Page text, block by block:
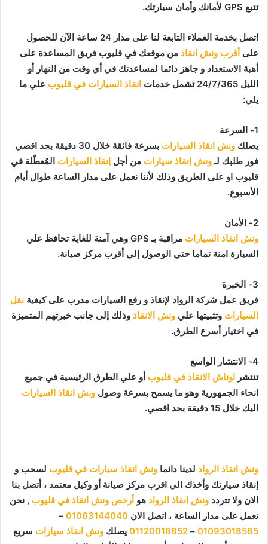
تتبع GPS لأمانك وأمان سيارتك.
اتصل بخدمة العملاء التابعة لنا على مدار 24 ساعة الآن للحصول
على أقرب ونش انقاذ من موقعك في قليوب فريق المساعدة على
أهبة الاستعداد و جاهز دائما لمساعدتك في أي وقت من النهار أو
الليل 24/7/365 تشمل خدمات
انقاذ السيارات في قليوب علي ما
يلي:
1- السرعة
يصلك ونش انقاذ السيارات
بسرعة فائقة خلال 30 دقيقة بحد اقصي
فور طلبك لـونش إنقاذ سيارات من أجل إنقاذ السيارات المُعطّلة في
قليوب او على الطريق وذلك لأننا نعمل على مدار الساعة طوال أيام
الأسبوع.
2- الأمان
ونش انقاذ السيارات
مراقبة بـ GPS وهي آمنة للغاية تحافظ علي
السيارة امنة تماما حتي الوصول إلي أقرب مركز صيانة.
3- الخبرة
فريق عمل شركة الرواد لإنقاذ و رفع السيارات مدرب على كيفية نقل
السيارات وتثبيتها علي ونش الانقاذ وذلك إلى جانب خبرتهم المتميزة
في اختيار أسرع الطرق.
4- الانتشار الواسع
تنتشر اوناش الانقاذ في قليوب أو علي الطرق الرئيسية في جميع
انحاء الجمهورية وهو ما يسمح بسرعة وصول ونش انقاذ السيارات
اليك خلال 15 دقيقة بحد اقصي.
ونش انقاذ الرواد لدينا دائما ونش انقاذ سيارات في قليوب لسحب و
إنقاذ سيارتك وأخذك الي اقرب مركز صيانة أو وكيل معتمد ، أتصل بنا
الان ولا تتردد ونش انقاذ الرواد هو أرخص ونش انقاذ في قليوب , نحن
نعمل على مدار الساعة ، اتصل الان 01063144040
–
01093018585
–
01120018852 يصلك ونش انقاذ سيارات سريع